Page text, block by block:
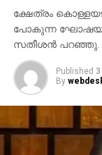
ക്ഷേത്രം
പോകുന്ന
സതീശന്‍ പറഞ്ഞു.
Published
By